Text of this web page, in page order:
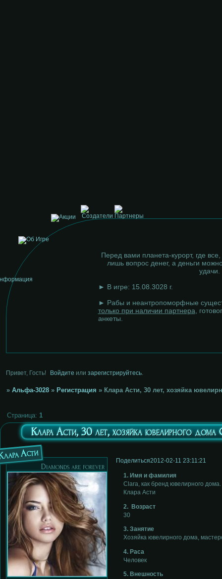
Перед вами планета-курорт, где
лишь вопрос денег, а деньги
удачи.
► В игре: 15.08.3028 г.
► Рабы и неантропоморфные
только при наличии партнера ,
анкеты.
Привет, Гость! Войдите илизарегистрируйтесь
» Альфа-3028 » Регистрация » Клара Асти, 30 лет, хозяйка
Клара Асти, 30 лет, хозяйка ювелирного дома
Страница: 1
Поделиться2012-02-11 23:11:21
Асти
Diamonds are forever
1. Имя и фамилия
Clara, как бренд ювелирного
Клара Асти
2. Возраст
30
3. Занятие
Хозяйка ювелирного дома,
4. Раса
Человек
5. Внешность